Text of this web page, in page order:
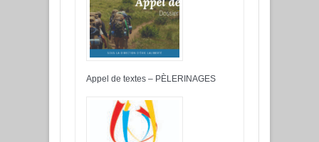
Appel de textes – PÈLERINAGES